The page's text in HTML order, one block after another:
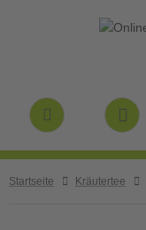
Startseite Kräutertee